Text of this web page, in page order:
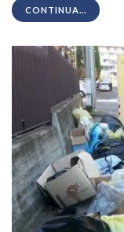
CONTINUA...